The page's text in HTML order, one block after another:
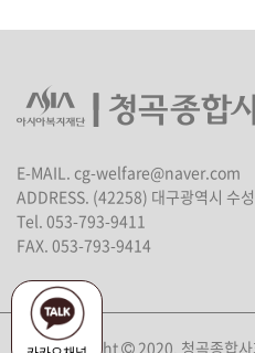
E-MAIL. cg-welfare@naver.com
ADDRESS. (42258) 대구광역시 수
Tel. 053-793-9411
FAX. 053-793-9414
Copyright 2020. 청곡종합